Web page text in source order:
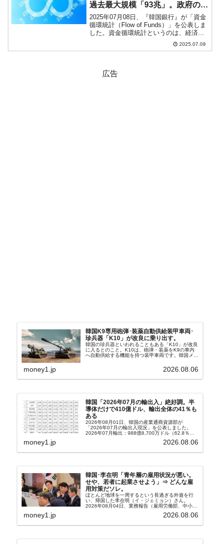
過去最大規模「93兆」。政府の調
達「-40兆」10倍に増加！
2025年07月08日、『韓国銀行』が「資金
循環統計（Flow of Funds）」を公表しま
した。資金循環統計というのは、経済全
体における、部門間の資金の流れ（＝誰
が資金を供給し、誰が資金を借りている
2025.07.09
広告
韓国K9専用砲弾･装薬自動供給装甲車両･
珍兵器「K10」が改良に乗り出す。
韓国の珍兵器といわれることもある「K10」が改良
に入るとのこと。K10は、砲弾・装薬をK9の車内
へ自動供給する機能を持つ装甲車両です。韓国メデ
から以下に一部を引きます。2005年に初めて...
money1.jp 2026.08.06
韓国「2026年07月の輸出入」絶好調。半
導体だけで410億ドル、輸出全体の41％も
ある
2026年08月01日、韓国の産業通商資源部が
「2026年07月の輸出入現況」を公表しました。
2026年07月輸出：988億8,700万ドル（62.8％）
money1.jp 2026.08.06
韓国･李在明「青年層の雇用状況が悪い。
せや、若者に起業させよう」⇒ どんな雇
用対策だソレ。
ほとんど地球を一周するという長過ぎる外遊を行
い、帰国した李在明（イ・ジェミョン）さん。
2026年08月04日、業務報告（雇用労働部、中小ベ
ンチャー企業部、公正取引委員会）を主催。この席
上、韓国大統領に成りおおせた李在明（イ・ジェミ
money1.jp 2026.08.06